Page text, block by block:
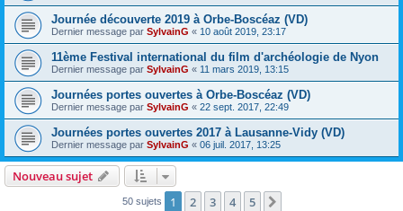
Journée découverte 2019 à Orbe-Boscéaz (VD)
Dernier message par SylvainG « 10 août 2019, 23:17
11ème Festival international du film d'archéologie de Nyon
Dernier message par SylvainG « 11 mars 2019, 13:15
Journées portes ouvertes à Orbe-Boscéaz (VD)
Dernier message par SylvainG « 22 sept. 2017, 22:49
Journées portes ouvertes 2017 à Lausanne-Vidy (VD)
Dernier message par SylvainG « 06 juil. 2017, 13:25
Nouveau sujet
50 sujets 1 2 3 4 5